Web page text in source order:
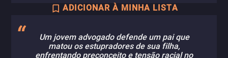
ADICIONAR À MINHA LISTA
Um jovem advogado defende um pai que
matou os estupradores de sua filha,
enfrentando preconceito e tensão racial no